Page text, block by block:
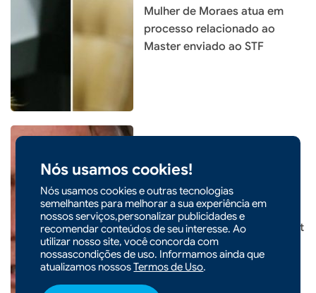
Nós usamos cookies!
Nós usamos cookies e outras tecnologias
semelhantes para melhorar a sua experiência em
nossos serviços,personalizar publicidades e
recomendar conteúdos de seu interesse. Ao
utilizar nosso site, você concorda com
nossascondições de uso. Informamos ainda que
atualizamos nossosTermos de Uso.
Mulher de Moraes atua em
processo relacionado ao
Master enviado ao STF
POLÍTICA |
PGR é favorável à leitura de
livros para redução de pena
de Bolsonaro, mas nega Smart
TV